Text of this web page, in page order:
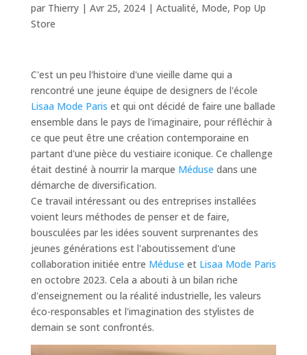
par Thierry| Avr 25, 2024| Actualité, Mode, Pop Up
Store
C'est un peu l'histoire d'une vieille dame qui a
rencontré une jeune équipe de designers de l'école
Lisaa Mode Paris et qui ont décidé de faire une ballade
ensemble dans le pays de l'imaginaire, pour réfléchir à
ce que peut être une création contemporaine en
partant d'une pièce du vestiaire iconique. Ce challenge
était destiné à nourrir la marque Méduse dans une
démarche de diversification.
Ce travail intéressant ou des entreprises installées
voient leurs méthodes de penser et de faire,
bousculées par les idées souvent surprenantes des
jeunes générations est l'aboutissement d'une
collaboration initiée entre Méduse et Lisaa Mode Paris
en octobre 2023. Cela a abouti à un bilan riche
d'enseignement ou la réalité industrielle, les valeurs
éco-responsables et l'imagination des stylistes de
demain se sont confrontés.